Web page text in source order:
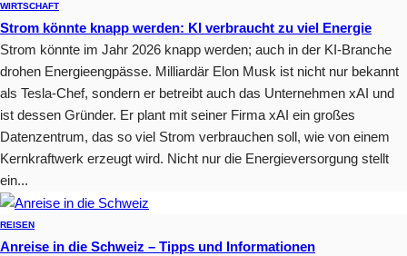
WIRTSCHAFT
Strom könnte knapp werden: KI verbraucht zu viel Energie
Strom könnte im Jahr 2026 knapp werden; auch in der KI-Branche
drohen Energieengpässe. Milliardär Elon Musk ist nicht nur bekannt
als Tesla-Chef, sondern er betreibt auch das Unternehmen xAI und
ist dessen Gründer. Er plant mit seiner Firma xAI ein großes
Datenzentrum, das so viel Strom verbrauchen soll, wie von einem
Kernkraftwerk erzeugt wird. Nicht nur die Energieversorgung stellt
ein...
REISEN
Anreise in die Schweiz – Tipps und Informationen